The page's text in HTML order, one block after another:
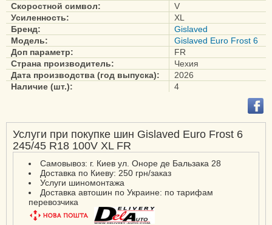
Скоростной символ:
V
Усиленность:
XL
Бренд:
Gislaved
Модель:
Gislaved Euro Frost 6
Доп параметр:
FR
Страна производитель:
Чехия
Дата производства (год выпуска):
2026
Наличие (шт.):
4
Услуги при покупке шин Gislaved Euro Frost 6
245/45 R18 100V XL FR
Самовывоз: г. Киев ул. Оноре де Бальзака 28
Доставка по Киеву: 250 грн/заказ
Услуги шиномонтажа
Доставка автошин по Украине: по тарифам
перевозчика